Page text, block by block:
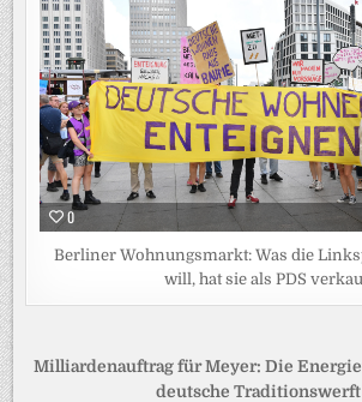
0
Berliner Wohnungsmarkt: Was die
will, hat sie als PDS
Beitragsnavigation
Milliardenauftrag für Meyer: Die
deutsche